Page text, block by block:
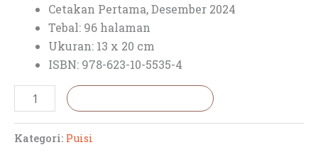
Cetakan Pertama, Desember 2024
Tebal: 96 halaman
Ukuran: 13 x 20 cm
ISBN: 978-623-10-5535-4
Kategori: Puisi